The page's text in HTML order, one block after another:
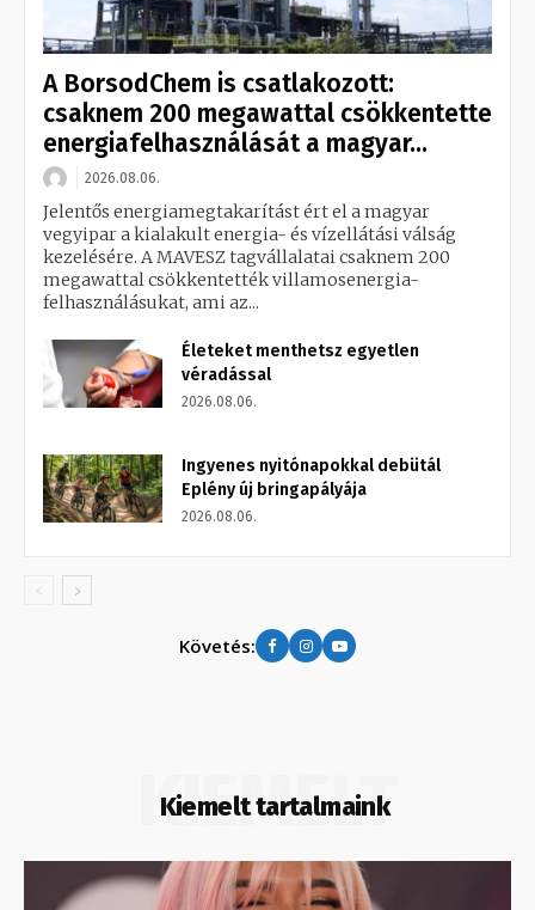
A BorsodChem is csatlakozott:
csaknem 200 megawattal csökkentette
energiafelhasználását a magyar...
2026.08.06.
Jelentős energiamegtakarítást ért el a magyar
vegyipar a kialakult energia- és vízellátási válság
kezelésére. A MAVESZ tagvállalatai csaknem 200
megawattal csökkentették villamosenergia-
felhasználásukat, ami az...
Életeket menthetsz egyetlen
véradással
2026.08.06.
Ingyenes nyitónapokkal debütál
Eplény új bringapályája
2026.08.06.
Követés:
Kiemelt tartalmaink
KIEMELT